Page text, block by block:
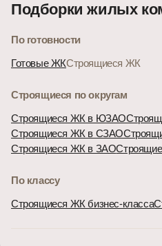
Подборки жилых
По готовности
Готовые ЖКСтроящиеся ЖК
Строящиеся по округам
Строящиеся ЖК в ЮЗАО
Строящиеся ЖК в СЗАО
Строящиеся ЖК в ЗАО
По классу
Строящиеся ЖК бизнес-класса